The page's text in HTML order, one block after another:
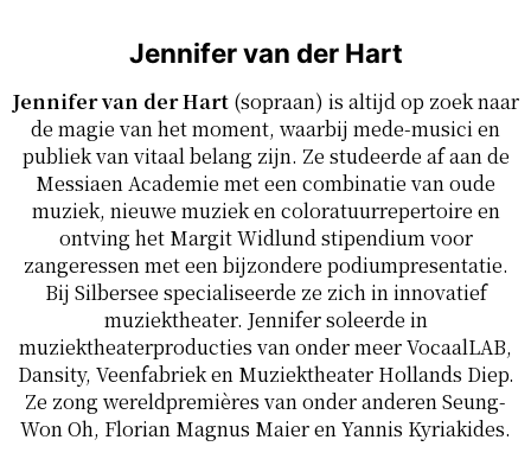
Jennifer van der Hart
Jennifer van der Hart (sopraan) is altijd op zoek naar
de magie van het moment, waarbij mede-musici en
publiek van vitaal belang zijn. Ze studeerde af aan de
Messiaen Academie met een combinatie van oude
muziek, nieuwe muziek en coloratuurrepertoire en
ontving het Margit Widlund stipendium voor
zangeressen met een bijzondere podiumpresentatie.
Bij Silbersee specialiseerde ze zich in innovatief
muziektheater. Jennifer soleerde in
muziektheaterproducties van onder meer VocaalLAB,
Dansity, Veenfabriek en Muziektheater Hollands Diep.
Ze zong wereldpremières van onder anderen Seung-
Won Oh, Florian Magnus Maier en Yannis Kyriakides.